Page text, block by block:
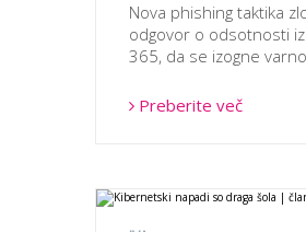
Nova phishing taktika
odgovor o odsotnosti
365, da se izogne
Preberite več